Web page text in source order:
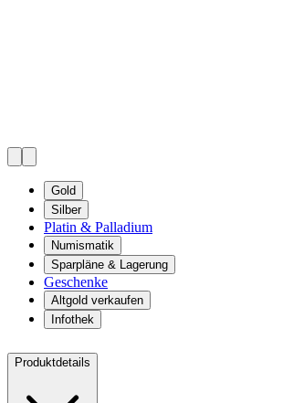
Gold
Silber
Platin & Palladium
Numismatik
Sparpläne & Lagerung
Geschenke
Altgold verkaufen
Infothek
Produktdetails